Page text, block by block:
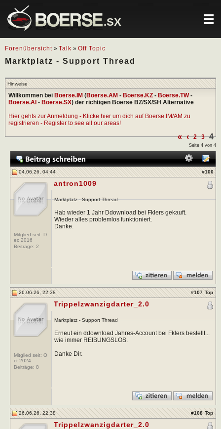
.SX
Forenübersicht » Talk » Off Topic
Marktplatz - Support Thread
Hinweise
Willkommen bei Boerse.IM (Boerse.AM - Boerse.KZ - Boerse.TW-
Boerse.AI - Boerse.SX) der richtigen Boerse BZ/SX/SH Alternative
Hier gehts zur Anmeldung - Klicke hier um dich auf Boerse.IM/AM zu
registrieren - Register to see all our areas!
« ‹ 2 3 4
Seite 4 von 4
04.06.26, 04:44 #106
Mitglied seit: D
ec 2016
Beiträge: 2
antron1009
Marktplatz - Support Thread
Hab wieder 1 Jahr Ddownload bei Fklers gekauft.
Wieder alles problemlos funktioniert.
Danke.
26.06.26, 22:38 #107 Top
Mitglied seit: O
ct 2024
Beiträge: 8
Trippelzwanzigdarter_2.0
Marktplatz - Support Thread
Erneut ein ddownload Jahres-Account bei Fklers bestellt...
wie immer REIBUNGSLOS.
Danke Dir.
26.06.26, 22:38 #108 Top
Trippelzwanzigdarter_2.0